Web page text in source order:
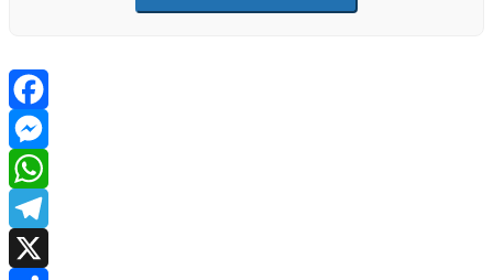
Facebook
Messenger
WhatsApp
Telegram